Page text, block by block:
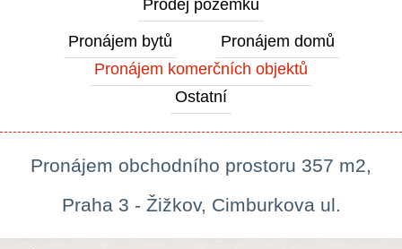
Prodej pozemků
Pronájem bytů
Pronájem domů
Pronájem komerčních objektů
Ostatní
Pronájem obchodního prostoru 357 m2,
Praha 3 - Žižkov, Cimburkova ul.